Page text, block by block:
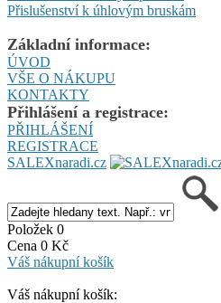
Přislušenství k úhlovým bruskám
Základní informace:
ÚVOD
VŠE O NÁKUPU
KONTAKTY
Přihlášení a registrace:
PŘIHLÁŠENÍ
REGISTRACE
SALEXnaradi.cz
Položek 0
Cena 0 Kč
Váš nákupní košík
Váš nákupní košík: